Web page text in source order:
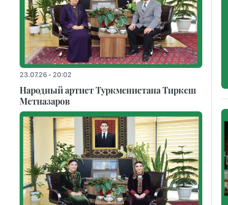
23.07.26 - 20:02
Народный артист Туркменистана Тиркеш
Мeтназаров